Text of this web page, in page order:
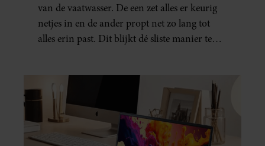
van de vaatwasser. De een zet alles er keurig
netjes in en de ander propt net zo lang tot
alles erin past. Dit blijkt dé sliste manier te